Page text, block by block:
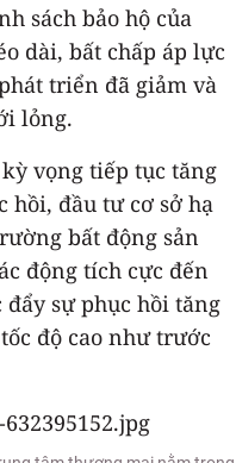
sách bảo hộ của
dài, bất chấp áp lực
triển đã giảm và
lỏng.
vọng tiếp tục tăng
hồi, đầu tư cơ sở hạ
bất động sản
động tích cực đến
sự phục hồi tăng
độ cao như trước